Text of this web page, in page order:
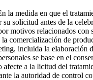
medida en que el
solicitud antes de la
relacionados con
comercialización de
incluida la
se base en el
a la licitud del
la autoridad de control